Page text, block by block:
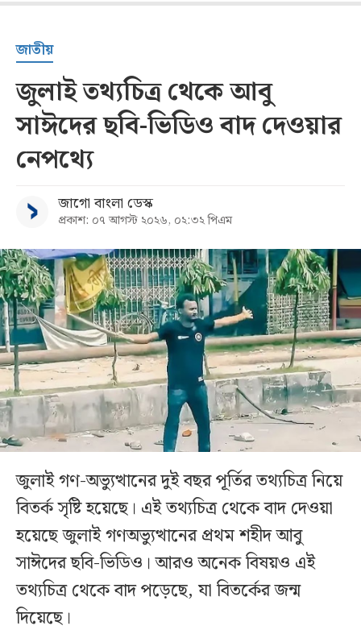
জাতীয়
জুলাই তথ্যচিত্র থেকে আবু
সাঈদের ছবি-ভিডিও বাদ দেওয়ার
নেপথ্যে
জাগো বাংলা ডেস্ক
প্রকাশ: ০৭ আগস্ট ২০২৬, ০২:৩২ পিএম
জুলাই গণ-অভ্যুত্থানের দুই বছর পূর্তির তথ্যচিত্র নিয়ে
বিতর্ক সৃষ্টি হয়েছে। এই তথ্যচিত্র থেকে বাদ দেওয়া
হয়েছে জুলাই গণঅভ্যুত্থানের প্রথম শহীদ আবু
সাঈদের ছবি-ভিডিও। আরও অনেক বিষয়ও এই
তথ্যচিত্র থেকে বাদ পড়েছে, যা বিতর্কের জন্ম
দিয়েছে।